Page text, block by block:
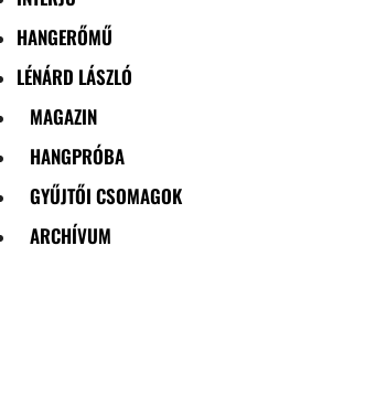
HANGERŐMŰ
LÉNÁRD LÁSZLÓ
MAGAZIN
HANGPRÓBA
GYŰJTŐI CSOMAGOK
ARCHÍVUM